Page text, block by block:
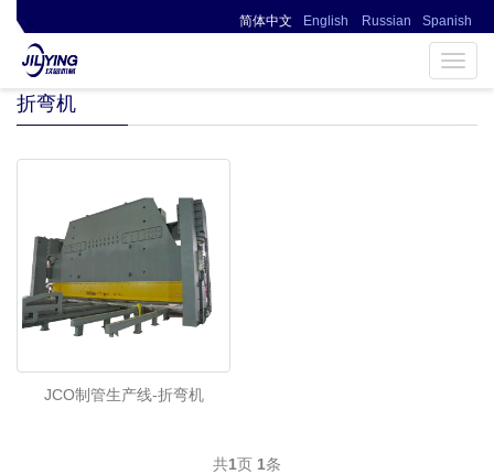
简体中文 English Russian Spanish
▎ 页面未找到0086-13394110095
折弯机
JCO制管生产线-折弯机
共1页 1条